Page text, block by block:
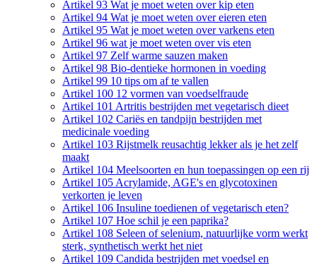
Artikel 93 Wat je moet weten over kip eten
Artikel 94 Wat je moet weten over eieren eten
Artikel 95 Wat je moet weten over varkens eten
Artikel 96 wat je moet weten over vis eten
Artikel 97 Zelf warme sauzen maken
Artikel 98 Bio-dentieke hormonen in voeding
Artikel 99 10 tips om af te vallen
Artikel 100 12 vormen van voedselfraude
Artikel 101 Artritis bestrijden met vegetarisch dieet
Artikel 102 Cariës en tandpijn bestrijden met
medicinale voeding
Artikel 103 Rijstmelk reusachtig lekker als je het zelf
maakt
Artikel 104 Meelsoorten en hun toepassingen op een rij
Artikel 105 Acrylamide, AGE's en glycotoxinen
verkorten je leven
Artikel 106 Insuline toedienen of vegetarisch eten?
Artikel 107 Hoe schil je een paprika?
Artikel 108 Seleen of selenium, natuurlijke vorm werkt
sterk, synthetisch werkt het niet
Artikel 109 Candida bestrijden met voedsel en